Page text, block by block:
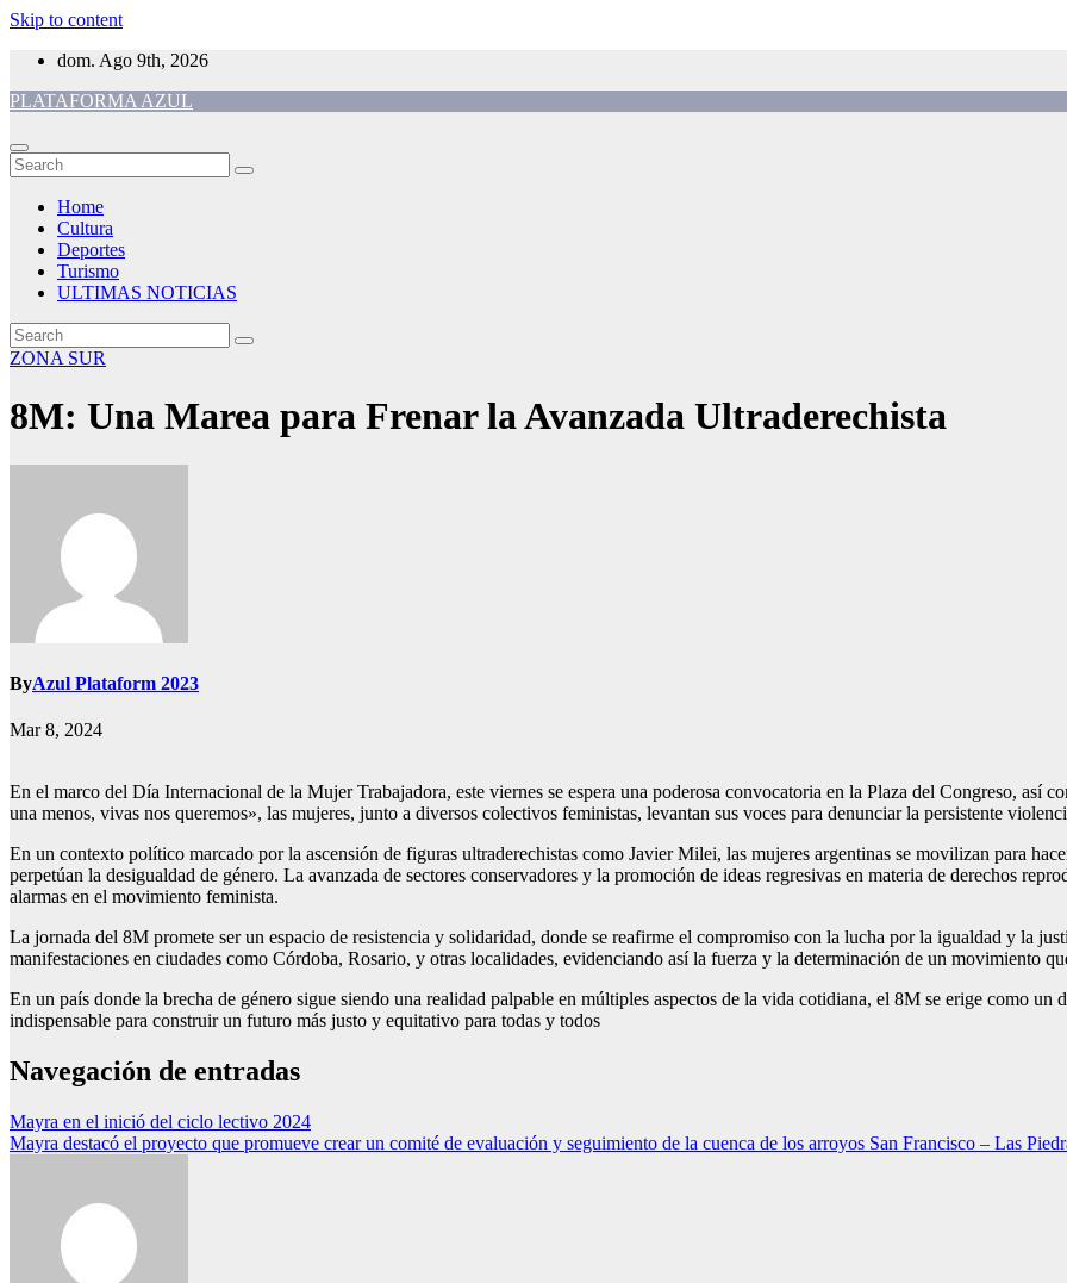
Skip to content
dom. Ago 9th, 2026
PLATAFORMA AZUL
Home
Cultura
Deportes
Turismo
ULTIMAS NOTICIAS
ZONA SUR
8M: Una Marea para Frenar la Avanzada Ultraderechista
ByAzul Plataform 2023
Mar 8, 2024
En el marco del Día Internacional de la Mujer Trabajadora, este viernes se espera una poderosa convocatoria en la Plaza del Congreso, así
una menos, vivas nos queremos», las mujeres, junto a diversos colectivos feministas, levantan sus voces para denunciar la persistente
En un contexto político marcado por la ascensión de figuras ultraderechistas como Javier Milei, las mujeres argentinas se movilizan para
perpetúan la desigualdad de género. La avanzada de sectores conservadores y la promoción de ideas regresivas en materia de derechos
alarmas en el movimiento feminista.
La jornada del 8M promete ser un espacio de resistencia y solidaridad, donde se reafirme el compromiso con la lucha por la igualdad y la
manifestaciones en ciudades como Córdoba, Rosario, y otras localidades, evidenciando así la fuerza y la determinación de un movimiento
En un país donde la brecha de género sigue siendo una realidad palpable en múltiples aspectos de la vida cotidiana, el 8M se erige como
indispensable para construir un futuro más justo y equitativo para todas y todos
Navegación de entradas
Mayra en el inició del ciclo lectivo 2024
Mayra destacó el proyecto que promueve crear un comité de evaluación y seguimiento de la cuenca de los arroyos San Francisco – Las